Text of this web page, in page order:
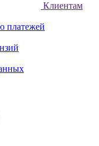
Клиентам
платежей